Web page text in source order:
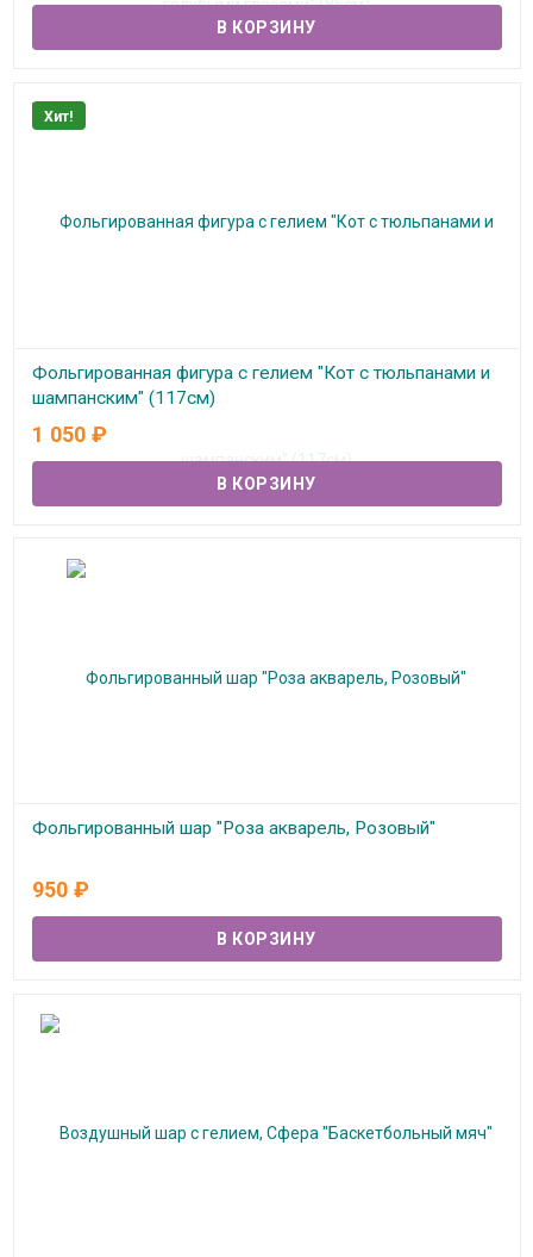
Хит!
Фольгированная фигура с гелием "Кот с тюльпанами и
шампанским" (117см)
В наличии
1 050 ₽
Фольгированный шар "Роза акварель, Розовый"
950 ₽